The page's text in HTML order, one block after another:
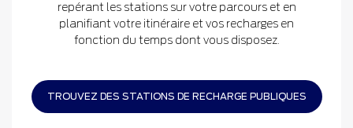
repérant les stations sur votre parcours et en
planifiant votre itinéraire et vos recharges en
fonction du temps dont vous disposez.
TROUVEZ DES STATIONS DE RECHARGE PUBLIQUES